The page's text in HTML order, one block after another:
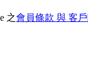
之會員條款 與 客